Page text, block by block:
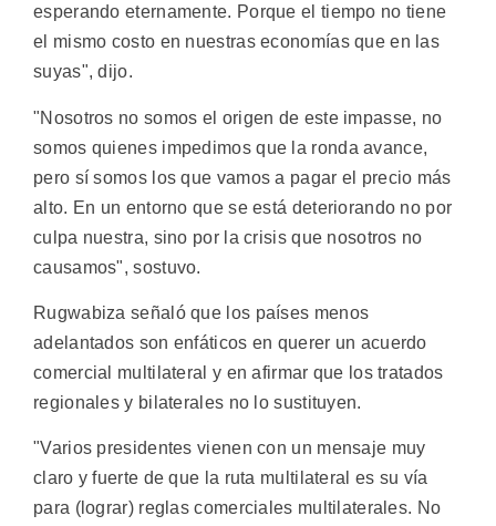
esperando eternamente. Porque el tiempo no tiene
el mismo costo en nuestras economías que en las
suyas", dijo.
"Nosotros no somos el origen de este impasse, no
somos quienes impedimos que la ronda avance,
pero sí somos los que vamos a pagar el precio más
alto. En un entorno que se está deteriorando no por
culpa nuestra, sino por la crisis que nosotros no
causamos", sostuvo.
Rugwabiza señaló que los países menos
adelantados son enfáticos en querer un acuerdo
comercial multilateral y en afirmar que los tratados
regionales y bilaterales no lo sustituyen.
"Varios presidentes vienen con un mensaje muy
claro y fuerte de que la ruta multilateral es su vía
para (lograr) reglas comerciales multilaterales. No